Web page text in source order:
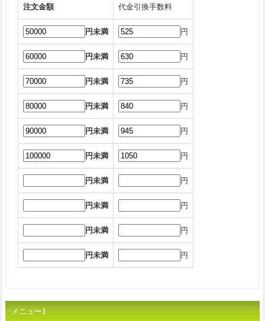
注文金額 代金引換手数料
円未満 円
円未満 円
円未満 円
円未満 円
円未満 円
円未満 円
円未満 円
円未満 円
円未満 円
円未満 円
メニュー1